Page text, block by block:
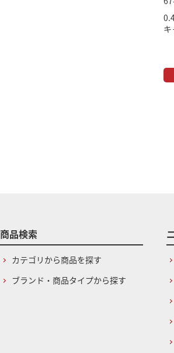
キ
商品検索
カテゴリから商品を探す
ブランド・商品タイプから探す